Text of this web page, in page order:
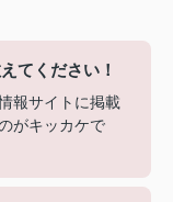
てください！
報サイトに掲載
がキッカケで